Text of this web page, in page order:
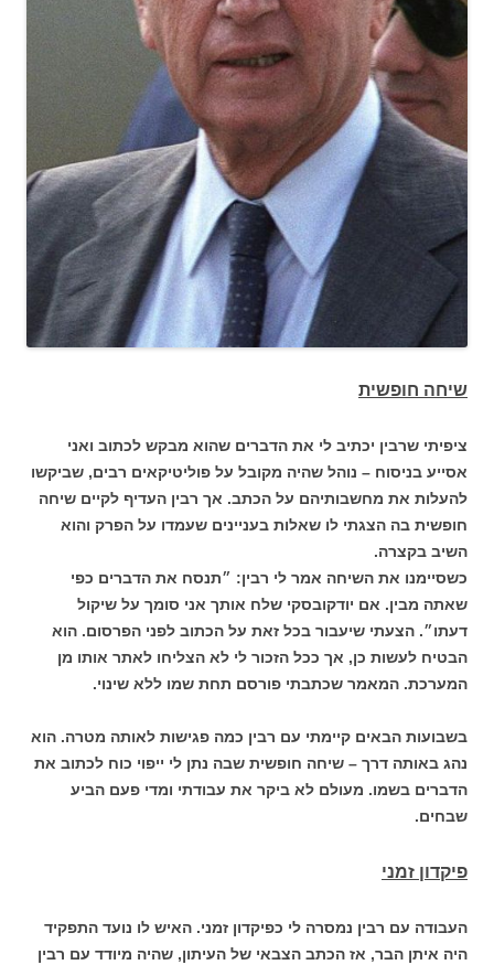
שיחה חופשית
ציפיתי שרבין יכתיב לי את הדברים שהוא מבקש לכתוב ואני
אסייע בניסוח – נוהל שהיה מקובל על פוליטיקאים רבים, שביקשו
להעלות את מחשבותיהם על הכתב. אך רבין העדיף לקיים שיחה
חופשית בה הצגתי לו שאלות בעניינים שעמדו על הפרק והוא
השיב בקצרה.
כשסיימנו את השיחה אמר לי רבין: ״תנסח את הדברים כפי
שאתה מבין. אם יודקובסקי שלח אותך אני סומך על שיקול
דעתו״. הצעתי שיעבור בכל זאת על הכתוב לפני הפרסום. הוא
הבטיח לעשות כן, אך ככל הזכור לי לא הצליחו לאתר אותו מן
המערכת. המאמר שכתבתי פורסם תחת שמו ללא שינוי.
בשבועות הבאים קיימתי עם רבין כמה פגישות לאותה מטרה. הוא
נהג באותה דרך – שיחה חופשית שבה נתן לי ייפוי כוח לכתוב את
הדברים בשמו. מעולם לא ביקר את עבודתי ומדי פעם הביע
שבחים.
פיקדון זמני
העבודה עם רבין נמסרה לי כפיקדון זמני. האיש לו נועד התפקיד
היה איתן הבר, אז הכתב הצבאי של העיתון, שהיה מיודד עם רבין